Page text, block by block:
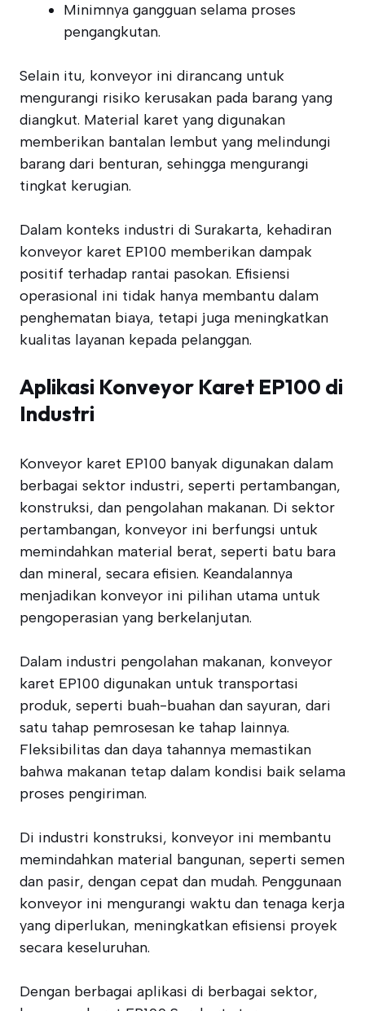
Minimnya gangguan selama proses
pengangkutan.
Selain itu, konveyor ini dirancang untuk
mengurangi risiko kerusakan pada barang yang
diangkut. Material karet yang digunakan
memberikan bantalan lembut yang melindungi
barang dari benturan, sehingga mengurangi
tingkat kerugian.
Dalam konteks industri di Surakarta, kehadiran
konveyor karet EP100 memberikan dampak
positif terhadap rantai pasokan. Efisiensi
operasional ini tidak hanya membantu dalam
penghematan biaya, tetapi juga meningkatkan
kualitas layanan kepada pelanggan.
Aplikasi Konveyor Karet EP100 di
Industri
Konveyor karet EP100 banyak digunakan dalam
berbagai sektor industri, seperti pertambangan,
konstruksi, dan pengolahan makanan. Di sektor
pertambangan, konveyor ini berfungsi untuk
memindahkan material berat, seperti batu bara
dan mineral, secara efisien. Keandalannya
menjadikan konveyor ini pilihan utama untuk
pengoperasian yang berkelanjutan.
Dalam industri pengolahan makanan, konveyor
karet EP100 digunakan untuk transportasi
produk, seperti buah-buahan dan sayuran, dari
satu tahap pemrosesan ke tahap lainnya.
Fleksibilitas dan daya tahannya memastikan
bahwa makanan tetap dalam kondisi baik selama
proses pengiriman.
Di industri konstruksi, konveyor ini membantu
memindahkan material bangunan, seperti semen
dan pasir, dengan cepat dan mudah. Penggunaan
konveyor ini mengurangi waktu dan tenaga kerja
yang diperlukan, meningkatkan efisiensi proyek
secara keseluruhan.
Dengan berbagai aplikasi di berbagai sektor,